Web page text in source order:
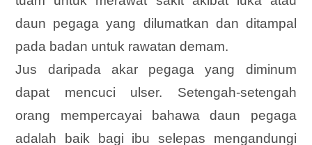
daun pegaga yang dilumatkan dan ditampal
pada badan untuk rawatan demam.
Jus daripada akar pegaga yang diminum
dapat mencuci ulser. Setengah-setengah
orang mempercayai bahawa daun pegaga
adalah baik bagi ibu selepas mengandungi